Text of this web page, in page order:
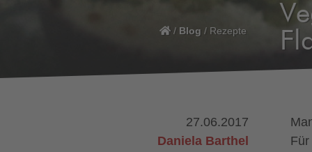
/ Blog / Rezepte
27.06.2017
Daniela Barthel